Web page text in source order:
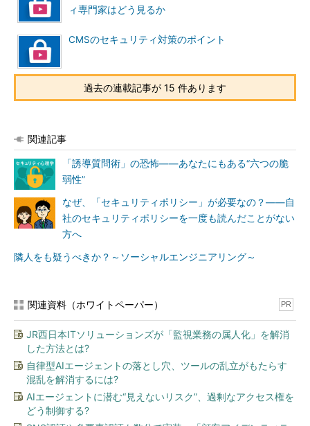
ィ専門家はどう見るか
CMSのセキュリティ対策のポイント
過去の連載記事が 15 件あります
関連記事
「誘導質問術」の恐怖――あなたにもある“六つの脆
弱性”
なぜ、「セキュリティポリシー」が必要なの？――自
社のセキュリティポリシーを一度も読んだことがない
方へ
隣人をも疑うべきか？～ソーシャルエンジニアリング～
関連資料（ホワイトペーパー） PR
JR西日本ITソリューションズが「監視業務の属人化」を解消
した方法とは?
自律型AIエージェントの落とし穴、ツールの乱立がもたらす
混乱を解消するには?
AIエージェントに潜む“見えないリスク”、過剰なアクセス権を
どう制御する?